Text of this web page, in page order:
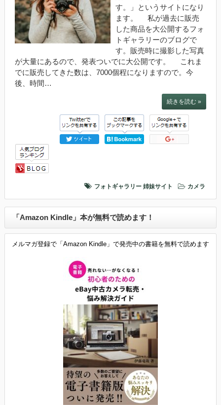
す。」というサイトになり
ます。 私が過去に販売
した商品を大公開するフォ
トギャラリーのブログで
す。販売時に撮影した写真
が大量にあるので、発表ついでに大公開です。 これま
でに販売してきた数は、7000個程になりますので。今
後、時間…
続きを読む »
フォトギャラリー 姉妹サイト カメラ
「Amazon Kindle」本が無料で読めます！
メルマガ登録で「Amazon Kindle」で発売中の書籍を無料で読めます